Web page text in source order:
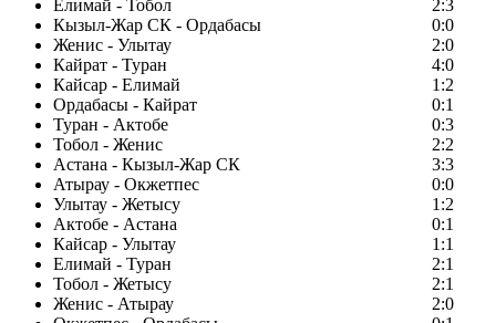
Елимай - Тобол
2:3
Кызыл-Жар СК - Ордабасы
0:0
Женис - Улытау
2:0
Кайрат - Туран
4:0
Кайсар - Елимай
1:2
Ордабасы - Кайрат
0:1
Туран - Актобе
0:3
Тобол - Женис
2:2
Астана - Кызыл-Жар СК
3:3
Атырау - Окжетпес
0:0
Улытау - Жетысу
1:2
Актобе - Астана
0:1
Кайсар - Улытау
1:1
Елимай - Туран
2:1
Тобол - Жетысу
2:1
Женис - Атырау
2:0